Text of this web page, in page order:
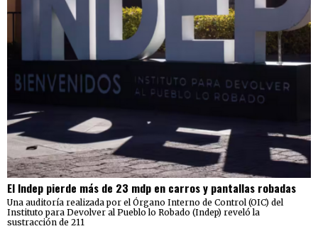
El Indep pierde más de 23 mdp en carros y pantallas robadas
Una auditoría realizada por el Órgano Interno de Control (OIC) del
Instituto para Devolver al Pueblo lo Robado (Indep) reveló la
sustracción de 211